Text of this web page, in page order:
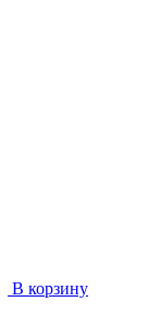
В корзину